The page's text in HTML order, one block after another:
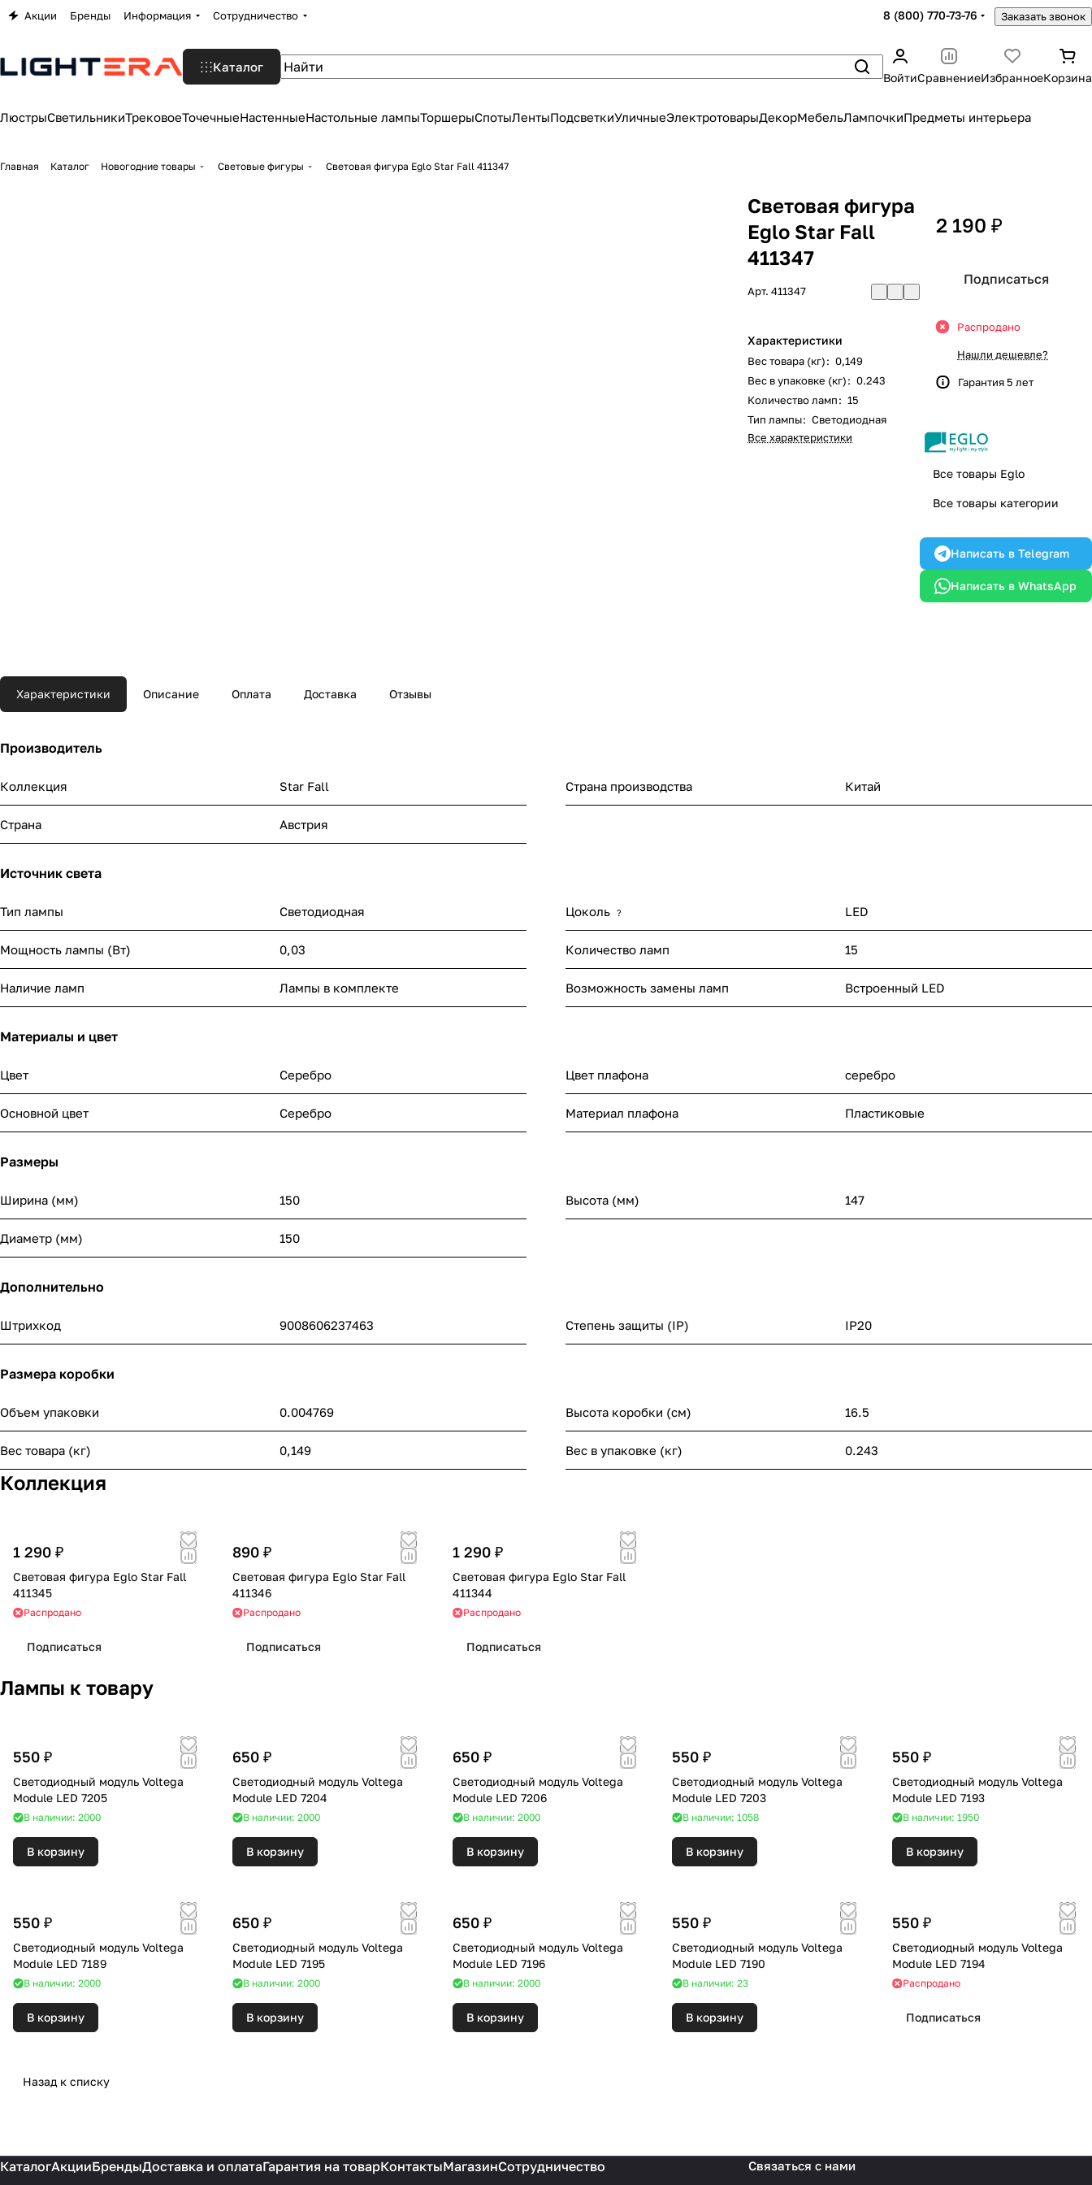
Акции Бренды Информация Сотрудничество 8 (800) 770-73-76 Заказать звонок
Каталог
ВойтиСравнениеИзбранноеКорзина
ЛюстрыСветильникиТрековоеТочечныеНастенныеНастольные лампыТоршерыСпотыЛентыПодсветкиУличныеЭлектротоварыДекорМебельЛампочкиПредметы интерьера
Главная Каталог Новогодние товары Световые фигуры Световая фигура Eglo Star Fall 411347
Световая фигура
Eglo Star Fall
411347
Арт. 411347
Характеристики
Вес товара (кг): 0,149
Вес в упаковке (кг): 0.243
Количество ламп: 15
Тип лампы: Светодиодная
Все характеристики
2 190 ₽
Подписаться
Распродано
Нашли дешевле?
Гарантия 5 лет
Все товары Eglo
Все товары категории
Написать в Telegram
Написать в WhatsApp
Характеристики Описание Оплата Доставка Отзывы
Производитель
Коллекция Star Fall Страна производства Китай
Страна Австрия
Источник света
Тип лампы Светодиодная Цоколь ? LED
Мощность лампы (Вт) 0,03 Количество ламп 15
Наличие ламп Лампы в комплекте Возможность замены ламп Встроенный LED
Материалы и цвет
Цвет Серебро Цвет плафона серебро
Основной цвет Серебро Материал плафона Пластиковые
Размеры
Ширина (мм) 150 Высота (мм) 147
Диаметр (мм) 150
Дополнительно
Штрихкод 9008606237463 Степень защиты (IP) IP20
Размера коробки
Объем упаковки 0.004769 Высота коробки (см) 16.5
Вес товара (кг) 0,149 Вес в упаковке (кг) 0.243
Коллекция
1 290 ₽
Световая фигура Eglo Star Fall
411345
Распродано
Подписаться
890 ₽
Световая фигура Eglo Star Fall
411346
Распродано
Подписаться
1 290 ₽
Световая фигура Eglo Star Fall
411344
Распродано
Подписаться
Лампы к товару
550 ₽
Светодиодный модуль Voltega
Module LED 7205
В наличии: 2000
В корзину
650 ₽
Светодиодный модуль Voltega
Module LED 7204
В наличии: 2000
В корзину
650 ₽
Светодиодный модуль Voltega
Module LED 7206
В наличии: 2000
В корзину
550 ₽
Светодиодный модуль Voltega
Module LED 7203
В наличии: 1058
В корзину
550 ₽
Светодиодный модуль Voltega
Module LED 7193
В наличии: 1950
В корзину
550 ₽
Светодиодный модуль Voltega
Module LED 7189
В наличии: 2000
В корзину
650 ₽
Светодиодный модуль Voltega
Module LED 7195
В наличии: 2000
В корзину
650 ₽
Светодиодный модуль Voltega
Module LED 7196
В наличии: 2000
В корзину
550 ₽
Светодиодный модуль Voltega
Module LED 7190
В наличии: 23
В корзину
550 ₽
Светодиодный модуль Voltega
Module LED 7194
Распродано
Подписаться
Назад к списку
КаталогАкцииБрендыДоставка и оплатаГарантия на товарКонтактыМагазинСотрудничество Связаться с нами